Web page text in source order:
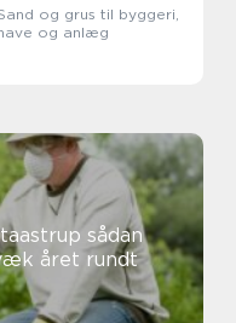
og grus til byggeri,
og anlæg
sådan
året rundt